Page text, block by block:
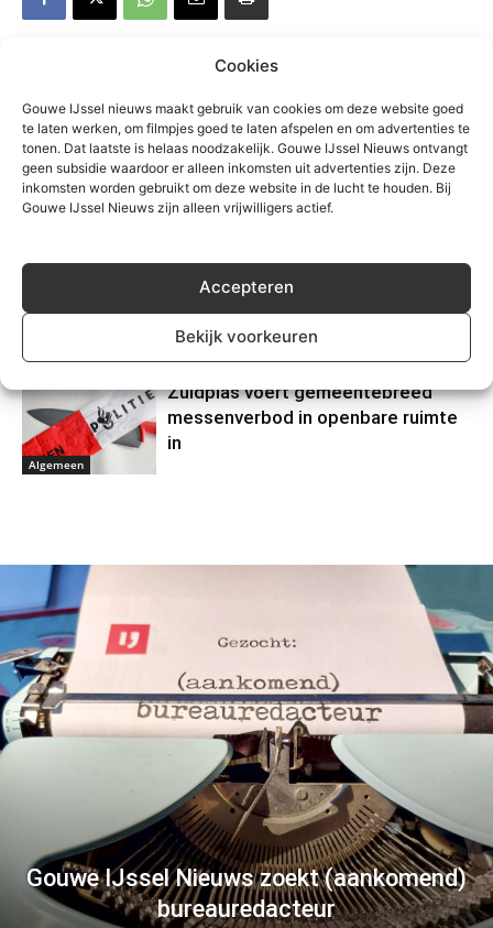
Cookies
Gouwe IJssel nieuws maakt gebruik van cookies om deze website goed
te laten werken, om filmpjes goed te laten afspelen en om advertenties te
tonen. Dat laatste is helaas noodzakelijk. Gouwe IJssel Nieuws ontvangt
geen subsidie waardoor er alleen inkomsten uit advertenties zijn. Deze
inkomsten worden gebruikt om deze website in de lucht te houden. Bij
Gouwe IJssel Nieuws zijn alleen vrijwilligers actief.
Accepteren
Bekijk voorkeuren
Gerelateerd
Grote zoektocht op
Zevenhuizerplas, vermist persoon
veilig gevonden
Botulisme en Blauwalg in Zuidplas
Algemeen
Zuidplas voert gemeentebreed
messenverbod in openbare ruimte
in
Gouwe IJssel Nieuws zoekt (aankomend)
bureauredacteur